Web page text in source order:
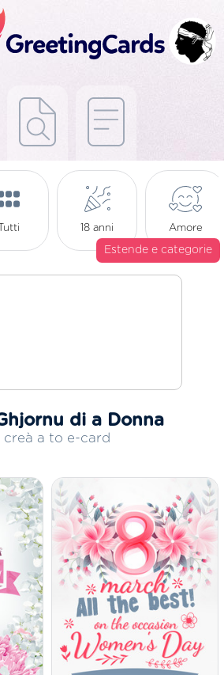
Tutti 18 anni Amore
Estende e categorie
di a Donna
creà a to e-card